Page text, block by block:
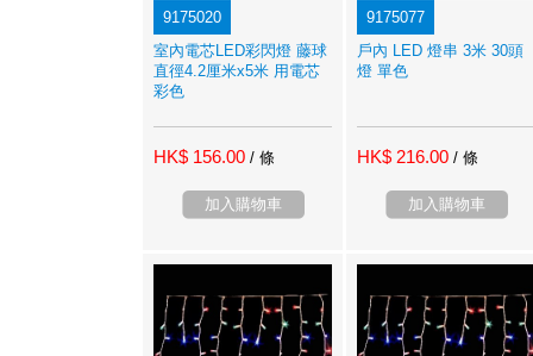
9175020
室內電芯LED彩閃燈 藤球
直徑4.2厘米x5米 用電芯
彩色
HK$ 156.00 / 條
加入購物車
9175077
戶內 LED 燈串 3米 30頭
燈 單色
HK$ 216.00 / 條
加入購物車